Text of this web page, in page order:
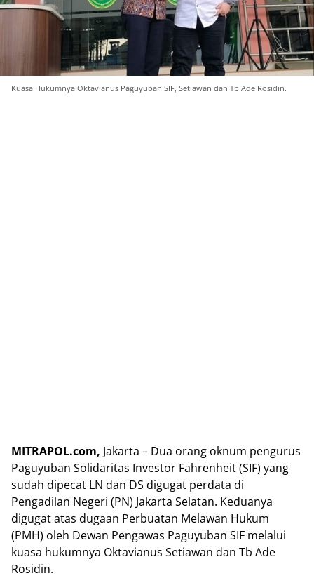
Kuasa Hukumnya Oktavianus Paguyuban SIF, Setiawan dan Tb Ade Rosidin.
MITRAPOL.com, Jakarta – Dua orang oknum pengurus
Paguyuban Solidaritas Investor Fahrenheit (SIF) yang
sudah dipecat LN dan DS digugat perdata di
Pengadilan Negeri (PN) Jakarta Selatan. Keduanya
digugat atas dugaan Perbuatan Melawan Hukum
(PMH) oleh Dewan Pengawas Paguyuban SIF melalui
kuasa hukumnya Oktavianus Setiawan dan Tb Ade
Rosidin.